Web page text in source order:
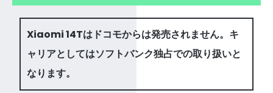
Xiaomi 14Tはドコモからは発売されません。キ
ャリアとしてはソフトバンク独占での取り扱いと
なります。